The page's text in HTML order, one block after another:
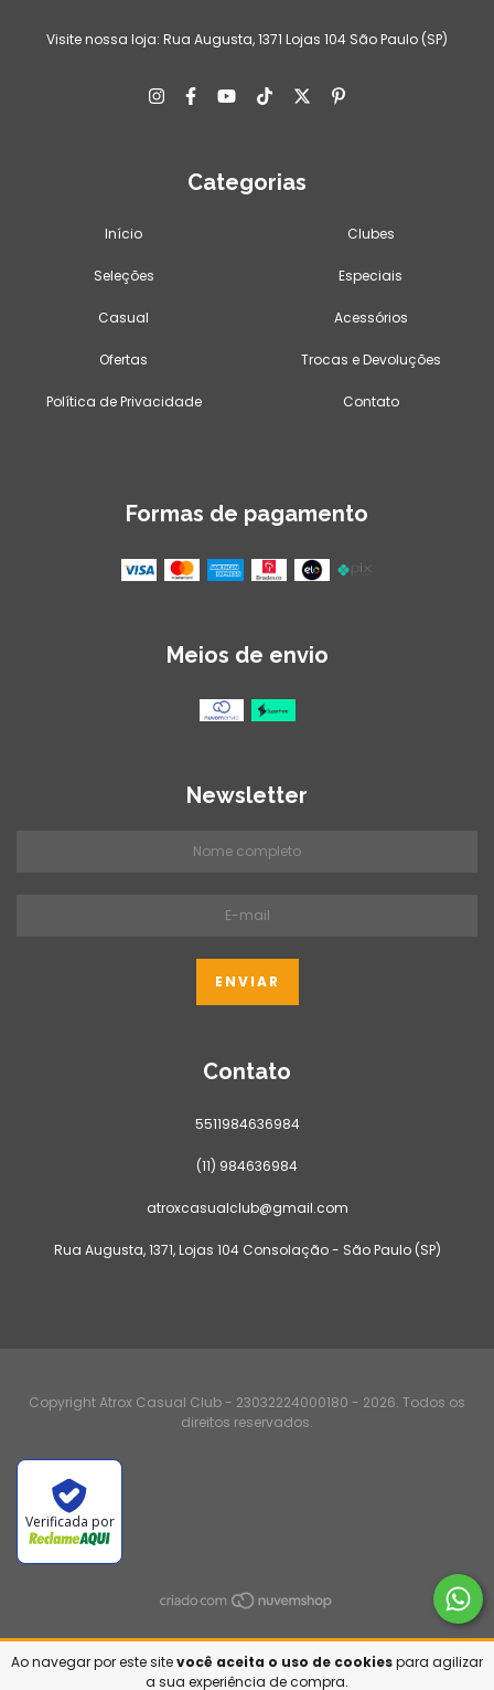
Ao navegar por este sitevocê aceita o uso de cookiespara agilizar
a sua experiência de compra.
Visite nossa loja: Rua Augusta, 1371 Lojas 104 São Paulo (SP)
Categorias
Início Clubes
Seleções Especiais
Casual Acessórios
Ofertas Trocas e Devoluções
Política de Privacidade Contato
Formas de pagamento
Meios de envio
Newsletter
Contato
5511984636984
(11) 984636984
atroxcasualclub@gmail.com
Rua Augusta, 1371, Lojas 104 Consolação - São Paulo (SP)
Copyright Atrox Casual Club - 23032224000180 - 2026. Todos os
direitos reservados.
Verificada por